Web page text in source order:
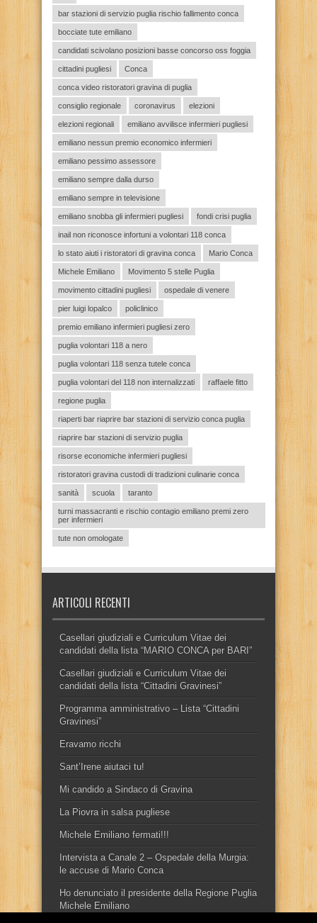
bar stazioni di servizio puglia rischio fallimento conca
bocciate tute emiliano
candidati scivolano posizioni basse concorso oss foggia
cittadini pugliesi Conca
conca video ristoratori gravina di puglia
consiglio regionale coronavirus elezioni
elezioni regionali emiliano avvilisce infermieri pugliesi
emiliano nessun premio economico infermieri
emiliano pessimo assessore
emiliano sempre dalla durso
emiliano sempre in televisione
emiliano snobba gli infermieri pugliesi fondi crisi puglia
inail non riconosce infortuni a volontari 118 conca
lo stato aiuti i ristoratori di gravina conca Mario Conca
Michele Emiliano Movimento 5 stelle Puglia
movimento cittadini pugliesi ospedale di venere
pier luigi lopalco policlinico
premio emiliano infermieri pugliesi zero
puglia volontari 118 a nero
puglia volontari 118 senza tutele conca
puglia volontari del 118 non internalizzati raffaele fitto
regione puglia
riaperti bar riaprire bar stazioni di servizio conca puglia
riaprire bar stazioni di servizio puglia
risorse economiche infermieri pugliesi
ristoratori gravina custodi di tradizioni culinarie conca
sanità scuola taranto
turni massacranti e rischio contagio emiliano premi zero
per infermieri
tute non omologate
ARTICOLI RECENTI
Casellari giudiziali e Curriculum Vitae dei
candidati della lista “MARIO CONCA per BARI”
Casellari giudiziali e Curriculum Vitae dei
candidati della lista “Cittadini Gravinesi”
Programma amministrativo – Lista “Cittadini
Gravinesi”
Eravamo ricchi
Sant’Irene aiutaci tu!
Mi candido a Sindaco di Gravina
La Piovra in salsa pugliese
Michele Emiliano fermati!!!
Intervista a Canale 2 – Ospedale della Murgia:
le accuse di Mario Conca
Ho denunciato il presidente della Regione Puglia
Michele Emiliano